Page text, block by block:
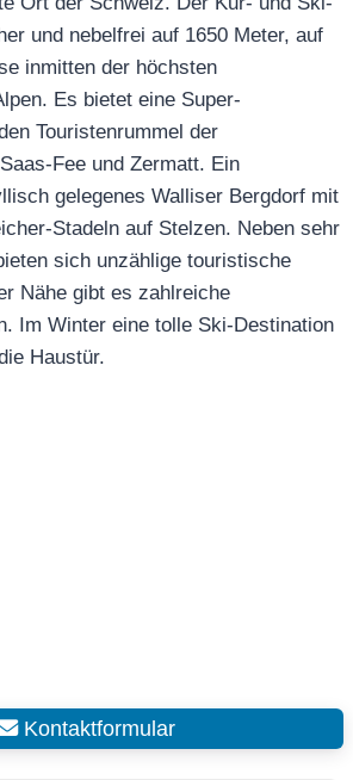
und nebelfrei auf 1650 Meter, auf
inmitten der höchsten
Es bietet eine Super-
Touristenrummel der
Fee und Zermatt. Ein
gelegenes Walliser Bergdorf mit
Stadeln auf Stelzen. Neben sehr
sich unzählige touristische
Nähe gibt es zahlreiche
Im Winter eine tolle Ski-Destination
Haustür.
Kontaktformular